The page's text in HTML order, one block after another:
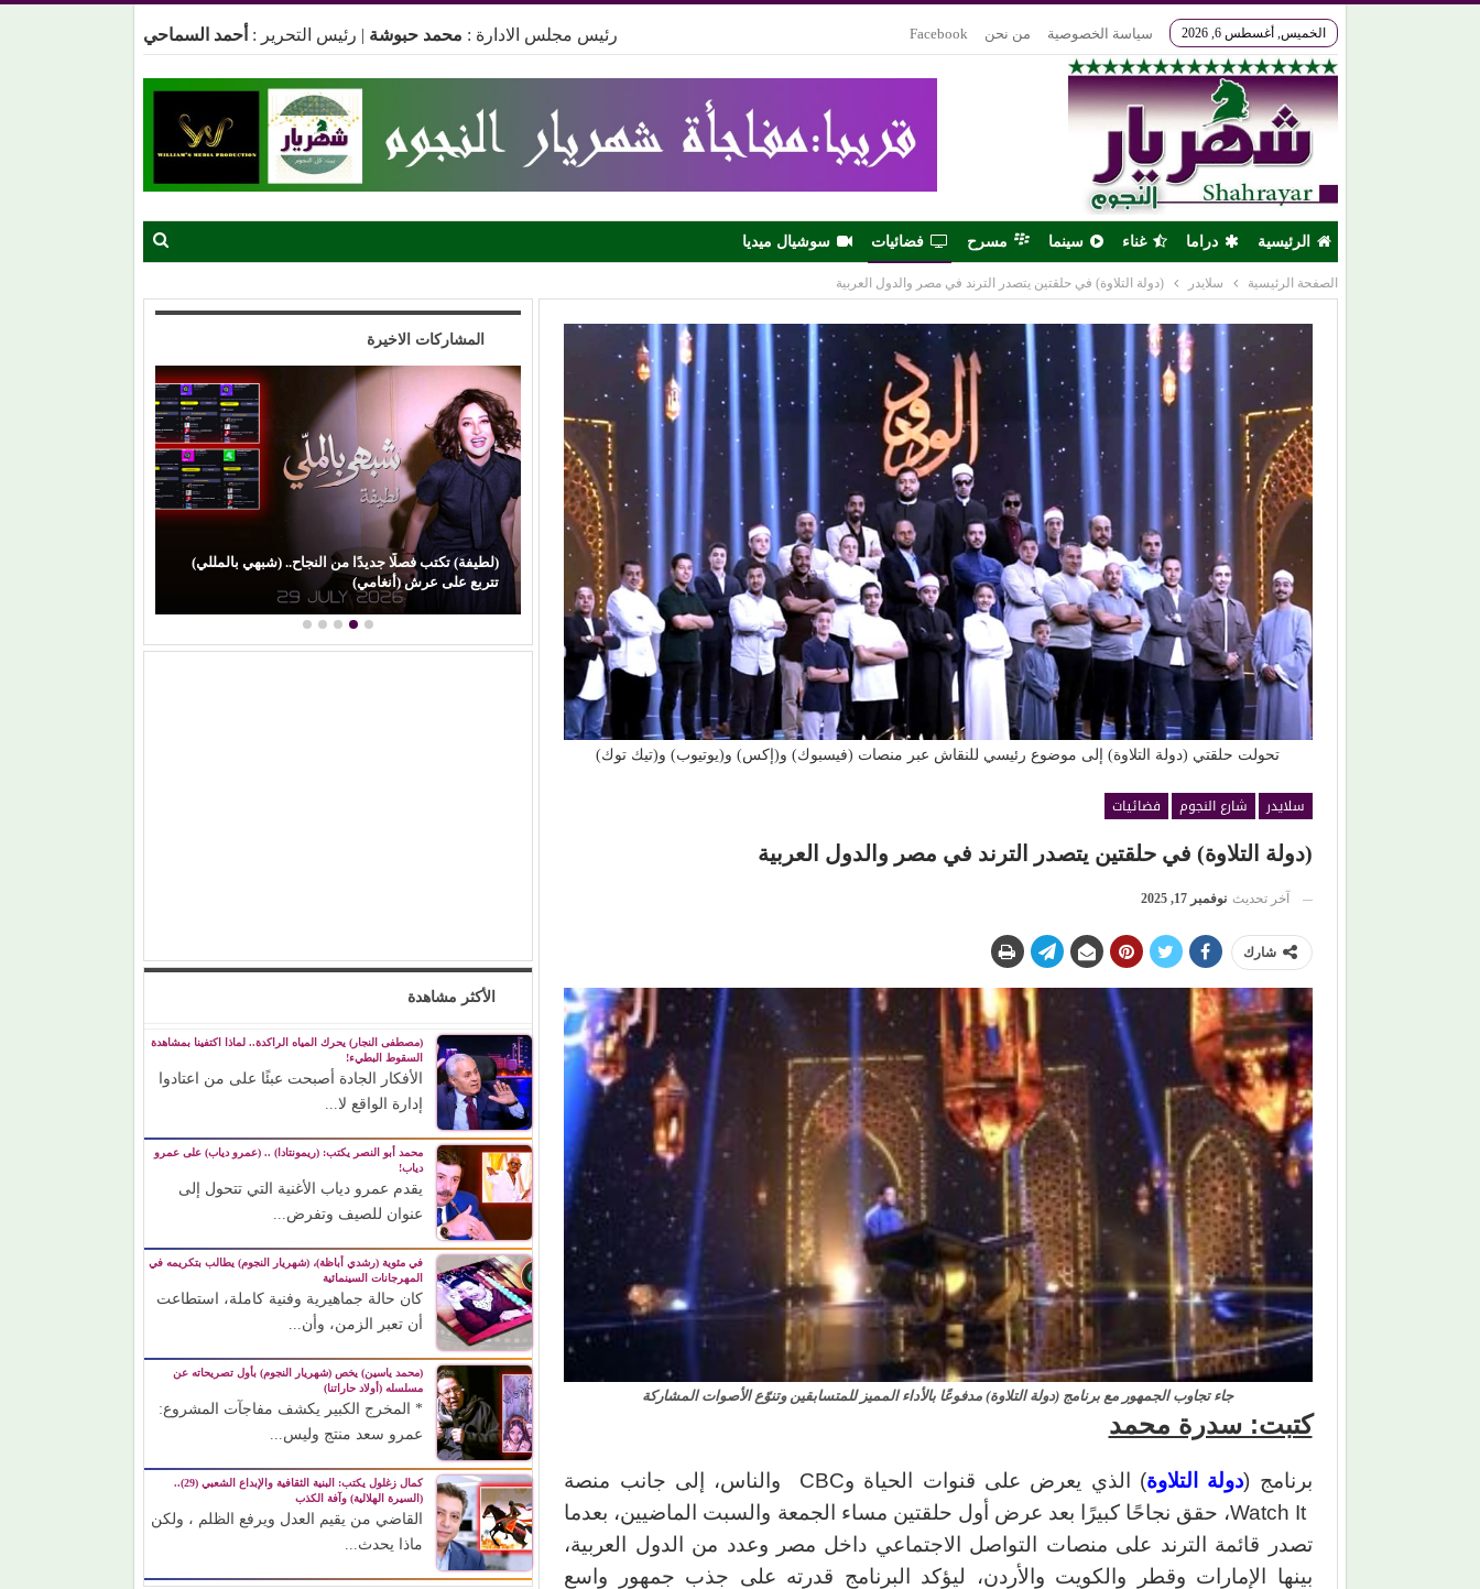
الخميس, أغسطس 6, 2026 سياسة الخصوصية من نحن Facebook رئيس مجلس الادارة : محمد حبوشة | رئيس التحرير : أحمد السماحي
الرئيسية دراما غناء سينما مسرح فضائيات سوشيال ميديا
الصفحة الرئيسية سلايدر (دولة التلاوة) في حلقتين يتصدر الترند في مصر والدول العربية
تحولت حلقتي (دولة التلاوة) إلى موضوع رئيسي للنقاش عبر منصات (فيسبوك) و(إكس) و(يوتيوب) و(تيك توك)
سلايدر شارع النجوم
فضائيات
(دولة التلاوة) في حلقتين يتصدر الترند في مصر والدول العربية
آخر تحديث نوفمبر 17, 2025
شارك
جاء تجاوب الجمهور مع برنامج (دولة التلاوة) مدفوعًا بالأداء المميز للمتسابقين وتنوّع الأصوات المشاركة
كتبت: سدرة محمد
برنامج (دولة التلاوة
) الذي يعرض على قنوات الحياة وCBC والناس، إلى جانب منصة
Watch It، حقق نجاحًا كبيرًا بعد عرض أول حلقتين مساء الجمعة والسبت الماضيين، بعدما
تصدر قائمة الترند على منصات التواصل الاجتماعي داخل مصر وعدد من الدول العربية،
بينها الإمارات وقطر والكويت والأردن، ليؤكد البرنامج قدرته على جذب جمهور واسع
المشاركات الاخيرة
بعد وجع (روج أسود).. (مي سليم) تضحك من جديد في
دمشق
محمود عطية يكتب: سوق (الترند) واللحم الرخيص!
(لطيفة) تكتب فصلًا جديدًا من النجاح.. (شبهي بالمللي)
تتربع على عرش (أنغامي)
الأكثر مشاهدة
(مصطفى النجار) يحرك المياه الراكدة.. لماذا اكتفينا بمشاهدة
السقوط البطيء!
الأفكار الجادة أصبحت عبئًا على من اعتادوا
إدارة الواقع لا...
محمد أبو النصر يكتب: (ريمونتادا) .. (عمرو دياب) على عمرو
دياب!
يقدم عمرو دياب الأغنية التي تتحول إلى
عنوان للصيف وتفرض...
في مئوية (رشدي أباظة)، (شهريار النجوم) يطالب بتكريمه في
المهرجانات السينمائية
كان حالة جماهيرية وفنية كاملة، استطاعت
أن تعبر الزمن، وأن...
(محمد ياسين) يخص (شهريار النجوم) بأول تصريحاته عن
مسلسله (أولاد حاراتنا)
* المخرج الكبير يكشف مفاجآت المشروع:
عمرو سعد منتج وليس...
كمال زغلول يكتب: البنية الثقافية والإبداع الشعبي (29)..
(السيرة الهلالية) وآفة الكذب
القاضي من يقيم العدل ويرفع الظلم ، ولكن
ماذا يحدث...